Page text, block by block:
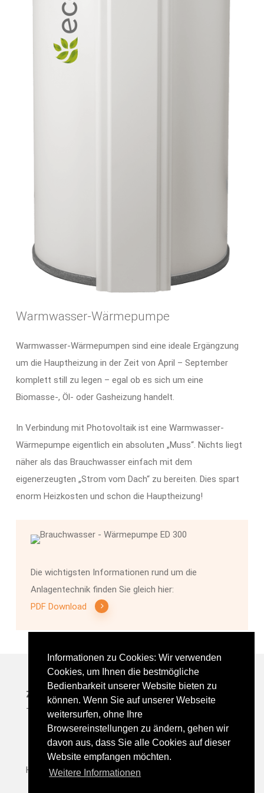
Informationen zu Cookies: Wir verwenden
Cookies, um Ihnen die bestmögliche
Bedienbarkeit unserer Website bieten zu
können. Wenn Sie auf unserer Webseite
weitersurfen, ohne Ihre
Browsereinstellungen zu ändern, gehen wir
davon aus, dass Sie alle Cookies auf dieser
Website empfangen möchten.
Weitere Informationen
Warmwasser-Wärmepumpe
Warmwasser-Wärmepumpen sind eine ideale Ergängzung
um die Hauptheizung in der Zeit von April – September
komplett still zu legen – egal ob es sich um eine
Biomasse-, Öl- oder Gasheizung handelt.
In Verbindung mit Photovoltaik ist eine Warmwasser-
Wärmepumpe eigentlich ein absoluten „Muss“. Nichts liegt
näher als das Brauchwasser einfach mit dem
eigenerzeugten „Strom vom Dach“ zu bereiten. Dies spart
enorm Heizkosten und schon die Hauptheizung!
Die wichtigsten Informationen rund um die
Anlagentechnik finden Sie gleich hier:
PDF Download
ZNE GmbH
∙ Karl-Götz-Str. 5 ∙ 97424 Schweinfurt
Tel.
09721 / 94 40 579∙info@zne-gmbh.de
Home|Impressum|Datenschutz